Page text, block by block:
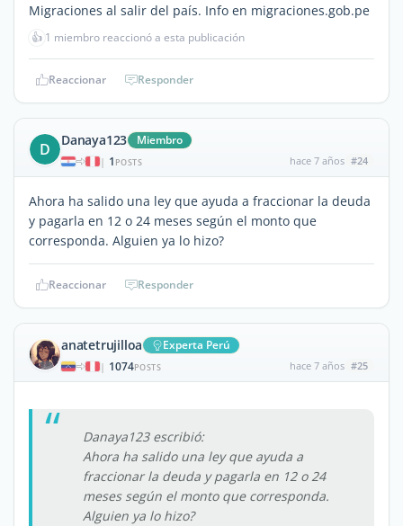
Migraciones al salir del país. Info en migraciones.gob.pe
👍 1 miembro reaccionó a esta publicación
Reaccionar Responder
D Danaya123 Miembro
| 1 POSTS hace 7 años #24
Ahora ha salido una ley que ayuda a fraccionar la deuda
y pagarla en 12 o 24 meses según el monto que
corresponda. Alguien ya lo hizo?
Reaccionar Responder
anatetrujilloa Experta Perú
| 1074POSTS hace 7 años #25
Danaya123 escribió:
Ahora ha salido una ley que ayuda a
fraccionar la deuda y pagarla en 12 o 24
meses según el monto que corresponda.
Alguien ya lo hizo?